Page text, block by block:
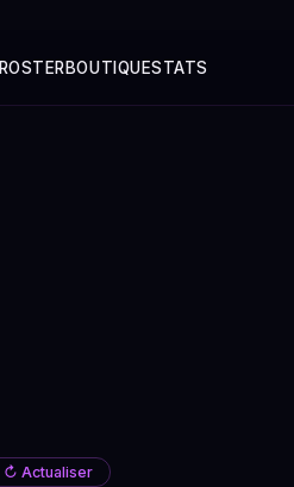
ROSTERBOUTIQUESTATS
↻ Actualiser